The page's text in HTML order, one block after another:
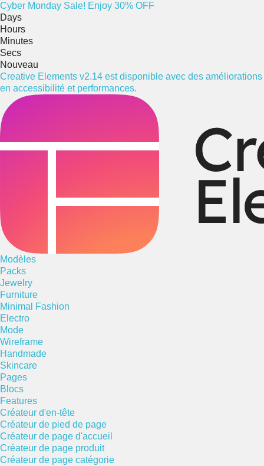
Cyber Monday Sale! Enjoy 30% OFF
Days
Hours
Minutes
Secs
Nouveau
Creative Elements v2.14 est disponible avec des améliorations
en accessibilité et performances.
Modèles
Packs
Jewelry
Furniture
Minimal Fashion
Electro
Mode
Wireframe
Handmade
Skincare
Pages
Blocs
Features
Créateur d'en-tête
Créateur de pied de page
Créateur de page d'accueil
Créateur de page produit
Créateur de page catégorie